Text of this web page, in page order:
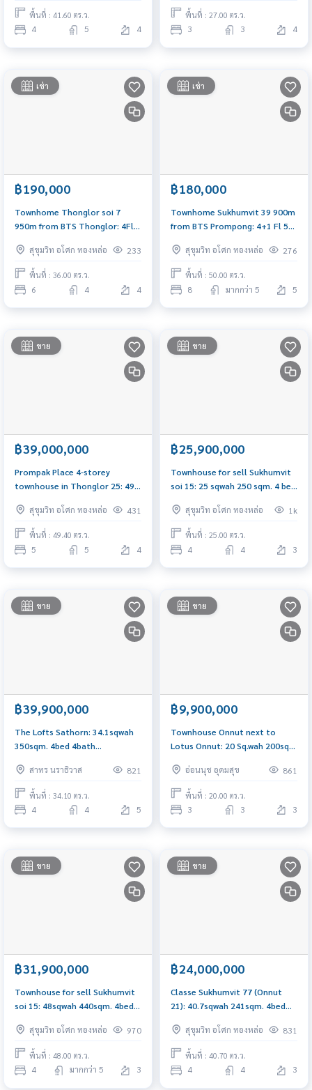
0656199198
พื้นที่ : 41.60 ตร.ว.
4 5 4
พื้นที่ : 27.00 ตร.ว.
3 3 4
เช่า
฿190,000
Townhome Thonglor soi 7
950m from BTS Thonglor: 4Fl
190,000/mth. Am: 0656199198
สุขุมวิท อโศก ทองหล่อ 233
พื้นที่ : 36.00 ตร.ว.
6 4 4
เช่า
฿180,000
Townhome Sukhumvit 39 900m
from BTS Prompong: 4+1 Fl 50
bath 180,000/mth Am:
0656199198
สุขุมวิท อโศก ทองหล่อ 276
พื้นที่ : 50.00 ตร.ว.
8 มากกว่า 5 5
ขาย
฿39,000,000
Prompak Place 4-storey
townhouse in Thonglor 25: 49.4
39,000,000 Am: 0656199198
สุขุมวิท อโศก ทองหล่อ 431
พื้นที่ : 49.40 ตร.ว.
5 5 4
ขาย
฿25,900,000
Townhouse for sell Sukhumvit
soi 15: 25 sqwah 250 sqm. 4 bed
0656199198
สุขุมวิท อโศก ทองหล่อ 1k
พื้นที่ : 25.00 ตร.ว.
4 4 3
ขาย
฿39,900,000
The Lofts Sathorn: 34.1sqwah
350sqm. 4bed 4bath
สาทร นราธิวาส
821
พื้นที่ : 34.10 ตร.ว.
4 4 5
ขาย
฿9,900,000
Townhouse Onnut next to
Lotus Onnut: 20 Sq.wah 200sqm
0656199198
อ่อนนุช อุดมสุข 861
พื้นที่ : 20.00 ตร.ว.
3 3 3
ขาย
฿31,900,000
Townhouse for sell Sukhumvit
soi 15: 48sqwah 440sqm. 4bed
0656199198
สุขุมวิท อโศก ทองหล่อ 970
พื้นที่ : 48.00 ตร.ว.
4 มากกว่า 5 3
ขาย
฿24,000,000
Classe Sukhumvit 77 (Onnut
21): 40.7sqwah 241sqm. 4bed
0656199198
สุขุมวิท อโศก ทองหล่อ 831
พื้นที่ : 40.70 ตร.ว.
4 4 3